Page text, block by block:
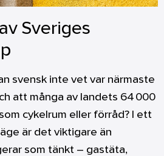
Sveriges
svensk inte vet var närmaste
att många av landets 64 000
cykelrum eller förråd? I ett
är det viktigare än
som tänkt – gastäta,